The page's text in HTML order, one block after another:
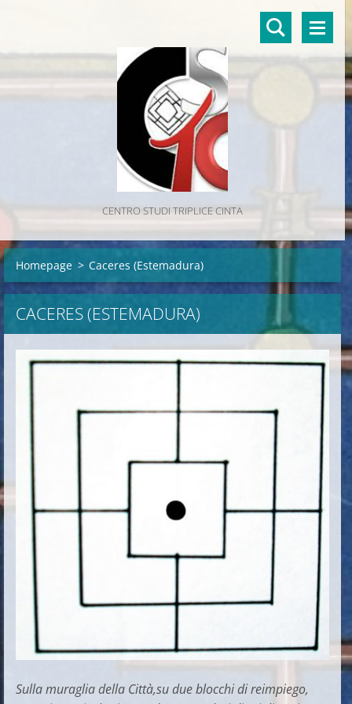
CENTRO STUDI TRIPLICE CINTA
Homepage > Caceres (Estemadura)
CACERES (ESTEMADURA)
Sulla muraglia della Città,su due blocchi di reimpiego,